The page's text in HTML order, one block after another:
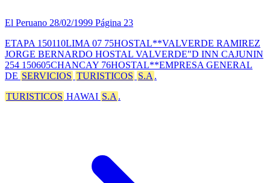
El Peruano 28/02/1999 Página 23
ETAPA 150110LIMA 07 75HOSTAL**VALVERDE RAMIREZ
JORGE BERNARDO HOSTAL VALVERDE"D INN CAJUNIN
254 150605CHANCAY 76HOSTAL**EMPRESA GENERAL
DE SERVICIOS TURISTICOS S.A .
TURISTICOS HAWAI S.A .